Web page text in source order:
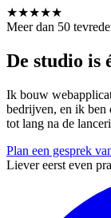
★★★★★
Meer dan 50
De studio is
Ik bouw
bedrijven, en ik ben
tot lang na de
Plan een gesprek
Liever eerst even